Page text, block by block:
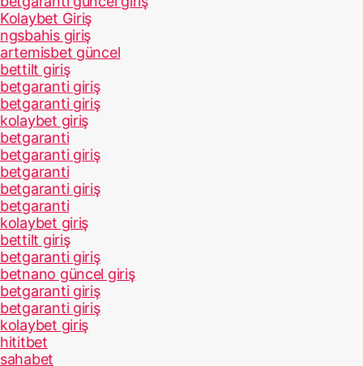
Kolaybet Giriş
ngsbahis giriş
artemisbet güncel
bettilt giriş
betgaranti giriş
betgaranti giriş
kolaybet giriş
betgaranti
betgaranti giriş
betgaranti
betgaranti giriş
betgaranti
kolaybet giriş
bettilt giriş
betgaranti giriş
betnano güncel giriş
betgaranti giriş
betgaranti giriş
kolaybet giriş
hititbet
sahabet